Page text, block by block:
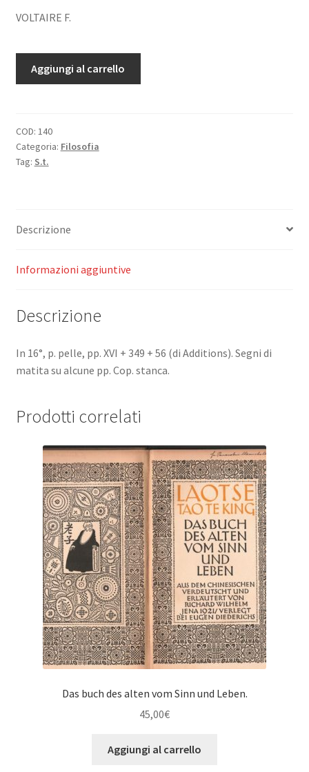
VOLTAIRE F.
Pour
servir
de
aux
de
Voltaire.
Aggiungi al carrello
COD: 140
Categoria: Filosofia
Tag: S.t.
Descrizione
Informazioni aggiuntive
Descrizione
In 16°, p. pelle, pp. XVI + 349 + 56 (di Additions). Segni di
matita su alcune pp. Cop. stanca.
Prodotti correlati
Das buch des alten vom Sinn und Leben.
45,00€
Aggiungi al carrello